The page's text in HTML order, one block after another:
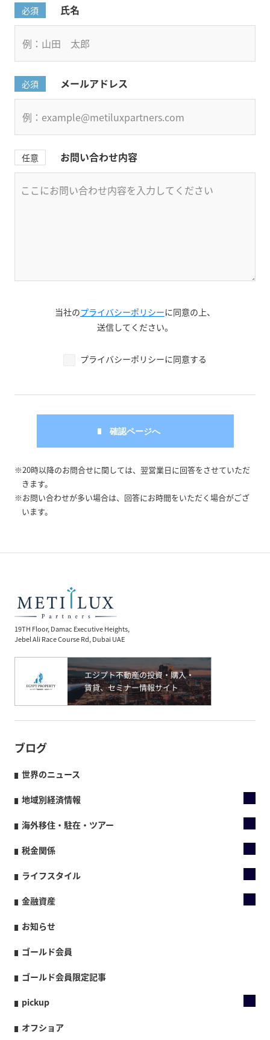
必須 氏名
必須 メールアドレス
任意 お問い合わせ内容
当社のプライバシーポリシーに同意の上、
送信してください。
プライバシーポリシーに同意する
※20時以降のお問合せに関しては、翌営業日に回答をさせていただ
きます。
※お問い合わせが多い場合は、回答にお時間をいただく場合がござ
います。
19TH Floor, Damac Executive Heights,
Jebel Ali Race Course Rd, Dubai UAE
ブログ
世界のニュース
地域別経済情報
海外移住・駐在・ツアー
税金関係
ライフスタイル
金融資産
お知らせ
ゴールド会員
ゴールド会員限定記事
pickup
オフショア